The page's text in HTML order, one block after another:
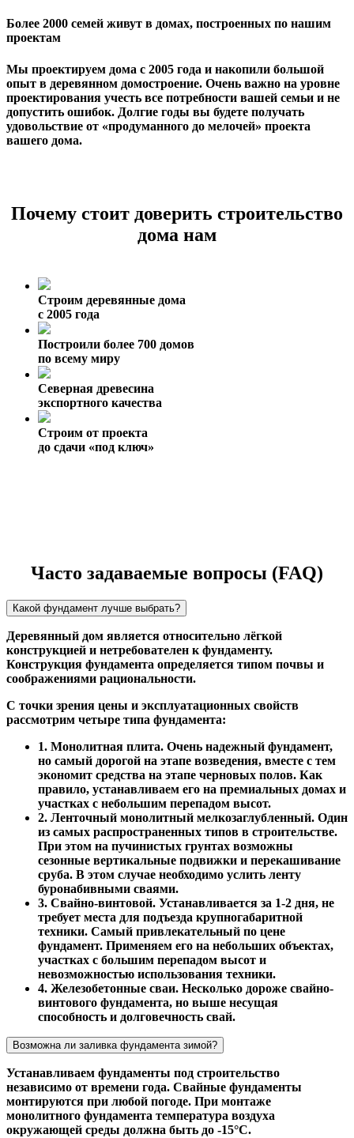
Более 2000 семей живут в домах, построенных по нашим
проектам
Мы проектируем дома с 2005 года и накопили большой
опыт в деревянном домостроение. Очень важно на уровне
проектирования учесть все потребности вашей семьи и не
допустить ошибок. Долгие годы вы будете получать
удовольствие от «продуманного до мелочей» проекта
вашего дома.
Почему стоит доверить строительство
дома нам
Строим деревянные дома
с 2005 года
Построили более 700 домов
по всему миру
Северная древесина
экспортного качества
Строим от проекта
до сдачи «под ключ»
Часто задаваемые вопросы (FAQ)
Какой фундамент лучше выбрать?
Деревянный дом является относительно лёгкой
конструкцией и нетребователен к фундаменту.
Конструкция фундамента определяется типом почвы и
соображениями рациональности.
С точки зрения цены и эксплуатационных свойств
рассмотрим четыре типа фундамента:
1. Монолитная плита. Очень надежный фундамент,
но самый дорогой на этапе возведения, вместе с тем
экономит средства на этапе черновых полов. Как
правило, устанавливаем его на премиальных домах и
участках с небольшим перепадом высот.
2. Ленточный монолитный мелкозаглубленный. Один
из самых распространенных типов в строительстве.
При этом на пучинистых грунтах возможны
сезонные вертикальные подвижки и перекашивание
сруба. В этом случае необходимо услить ленту
буронабивными сваями.
3. Свайно-винтовой. Устанавливается за 1-2 дня, не
требует места для подъезда крупногабаритной
техники. Самый привлекательный по цене
фундамент. Применяем его на небольших объектах,
участках с большим перепадом высот и
невозможностью использования техники.
4. Железобетонные сваи. Несколько дороже свайно-
винтового фундамента, но выше несущая
способность и долговечность свай.
Возможна ли заливка фундамента зимой?
Устанавливаем фундаменты под строительство
независимо от времени года. Свайные фундаменты
монтируются при любой погоде. При монтаже
монолитного фундамента температура воздуха
окружающей среды должна быть до -15°С.